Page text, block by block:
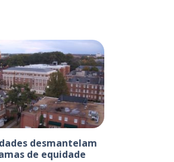
desmantelam
de equidade